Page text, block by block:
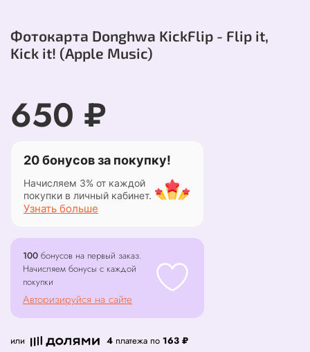
Фотокарта Donghwa KickFlip - Flip it,
Kick it! (Apple Music)
650 ₽
20 бонусов за покупку!
Начисляем 3% от каждой
покупки в личный кабинет.
Узнать больше
100 бонусов на первый заказ.
Начисляем бонусы с каждой
покупки
Авторизируйся на сайте
или 4 платежа по 163 ₽